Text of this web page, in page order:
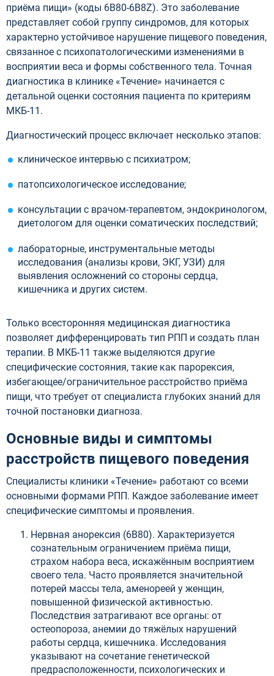
приёма пищи» (коды 6B80-6B8Z). Это заболевание
представляет собой группу синдромов, для которых
характерно устойчивое нарушение пищевого поведения,
связанное с психопатологическими изменениями в
восприятии веса и формы собственного тела. Точная
диагностика в клинике «Течение» начинается с
детальной оценки состояния пациента по критериям
МКБ-11.
Диагностический процесс включает несколько этапов:
клиническое интервью с психиатром;
патопсихологическое исследование;
консультации с врачом-терапевтом, эндокринологом,
диетологом для оценки соматических последствий;
лабораторные, инструментальные методы
исследования (анализы крови, ЭКГ, УЗИ) для
выявления осложнений со стороны сердца,
кишечника и других систем.
Только всесторонняя медицинская диагностика
позволяет дифференцировать тип РПП и создать план
терапии. В МКБ-11 также выделяются другие
специфические состояния, такие как парорексия,
избегающее/ограничительное расстройство приёма
пищи, что требует от специалиста глубоких знаний для
точной постановки диагноза.
Основные виды и симптомы
расстройств пищевого поведения
Специалисты клиники «Течение» работают со всеми
основными формами РПП. Каждое заболевание имеет
специфические симптомы и проявления.
Нервная анорексия (6B80). Характеризуется
сознательным ограничением приёма пищи,
страхом набора веса, искажённым восприятием
своего тела. Часто проявляется значительной
потерей массы тела, аменореей у женщин,
повышенной физической активностью.
Последствия затрагивают все органы: от
остеопороза, анемии до тяжёлых нарушений
работы сердца, кишечника. Исследования
указывают на сочетание генетической
предрасположенности, психологических и